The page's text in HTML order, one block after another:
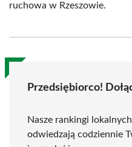
ruchowa w Rzeszowie.
Przedsiębiorco!
Nasze rankingi
odwiedzają codziennie